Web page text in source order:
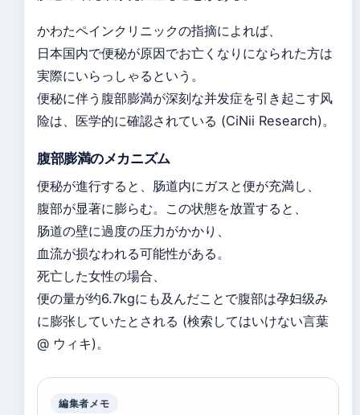
かわたペインクリニックの指摘によれば、
日本国内で便秘が原因でお亡くなりになられた方は
実際にいらっしゃるという。
便秘に伴う腹部膨満が深刻な并发症を引き起こす风
险は、医学的に確認されている (CiNii Research)。
腹部膨満のメカニズム
便秘が進行すると、肠道内にガスと便が充満し、
腹部が显著に膨らむ。この状態を放置すると、
肠道の壁に過度の压力がかかり、
血流が损なわれる可能性がある。
死亡した女性の場合、
便の量が约6.7kgにも及んだことで腹部は孕妇级み
に膨张していたとされる (検索してはいけない言葉
@ ウィキ)。
編集者メモ